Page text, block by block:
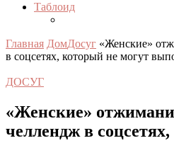
Таблоид
Главная ДомДосуг «Женские»
в соцсетях, который не могут
ДОСУГ
«Женские»
челлендж в